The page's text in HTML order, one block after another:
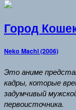
Город
Neko Machi (2006)
Это аниме
кадры, которые
задумчивый
первоисточника.